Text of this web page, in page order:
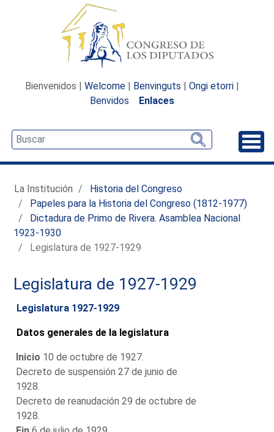
Bienvenidos | Welcome | Benvinguts | Ongi etorri |
Benvidos
Enlaces
La Institución
Historia del Congreso
Papeles para la Historia del Congreso (1812-1977)
Dictadura de Primo de Rivera. Asamblea Nacional
1923-1930
Legislatura de 1927-1929
Legislatura de 1927-1929
Legislatura 1927-1929
Datos generales de la legislatura
Inicio 10 de octubre de 1927.
Decreto de suspensión 27 de junio de
1928.
Decreto de reanudación 29 de octubre de
1928.